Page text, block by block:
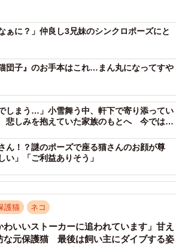
、年齢も性格も異なる猫たちが約10
で、最初は子猫でも成猫でもいいと思
その中で出会ったのが、保護されたば
月ほどの子猫4匹。
か特別なものを感じました」
「今まで多くの猫を世話してきたけ
戒する子たちは珍しい」とのこと。き
をしてきたのだろうと思うと胸が締め
たといいます。そして、家族として迎
守にするため、1匹では寂しさが募って
と考え、当初は2匹を引き取る予定でし
ぁに？」仲良し3兄妹のシンクロポーズにと
団子』のお手本はこれ…まん丸になってすや
しまう…」小雪舞う中、軒下で寄り添ってい
しみを抱えていた家族のもとへ 今では優
ん！？謎のポーズで座る猫さんのお顔が尊
い」「ご利益ありそう」
護猫 ネコ
わいいストーカーに追われています」甘え
な元保護猫 最後は飼い主にダイブする姿